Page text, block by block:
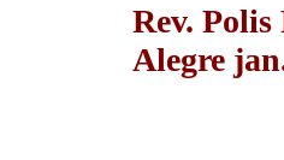
Rev. Polis
Alegre